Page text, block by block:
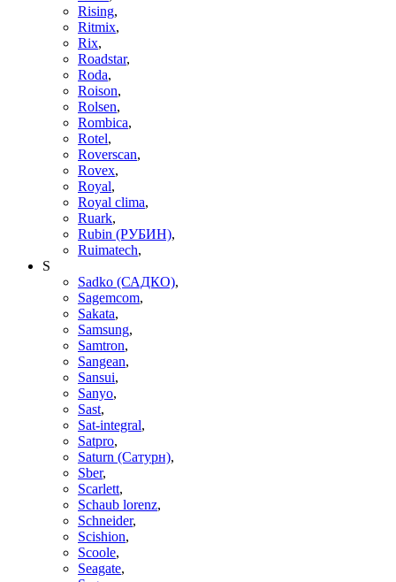
Rising,
Ritmix,
Rix,
Roadstar,
Roda,
Roison,
Rolsen,
Rombica,
Rotel,
Roverscan,
Rovex,
Royal,
Royal clima,
Ruark,
Rubin (РУБИН),
Ruimatech,
S
Sadko (САДКО),
Sagemcom,
Sakata,
Samsung,
Samtron,
Sangean,
Sansui,
Sanyo,
Sast,
Sat-integral,
Satpro,
Saturn (Сатурн),
Sber,
Scarlett,
Schaub lorenz,
Schneider,
Scishion,
Scoole,
Seagate,